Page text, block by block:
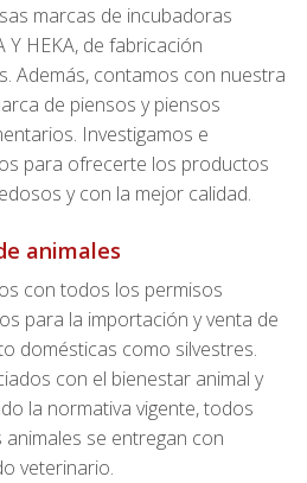
marcas de incubadoras
Y HEKA, de fabricación
Además, contamos con nuestra
de piensos y piensos
Investigamos e
para ofrecerte los productos
y con la mejor calidad.
animales
con todos los permisos
para la importación y venta de
domésticas como silvestres.
con el bienestar animal y
la normativa vigente, todos
se entregan con
veterinario.